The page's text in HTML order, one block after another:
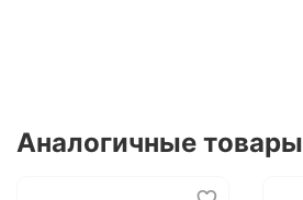
Аналогичные товары